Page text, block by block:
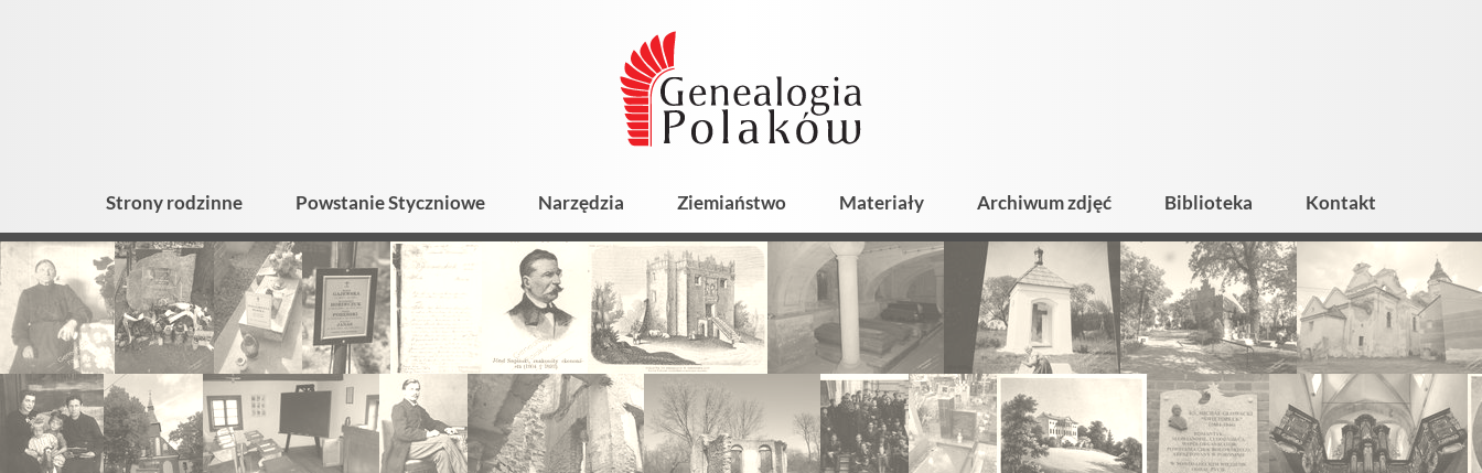
Strony rodzinne Powstanie Styczniowe Narzędzia Ziemiaństwo Materiały Archiwum zdjęć Biblioteka Kontakt